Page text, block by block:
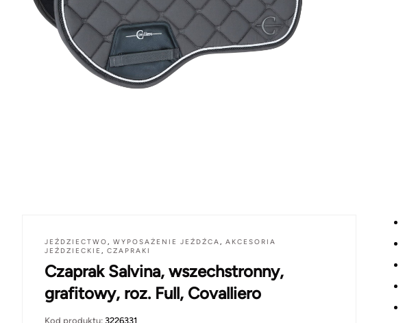
JEŹDZIECTWO, WYPOSAŻENIE JEŹDŹCA, AKCESORIA
JEŹDZIECKIE , CZAPRAKI
Czaprak Salvina, wszechstronny,
grafitowy, roz. Full, Covalliero
Kod produktu: 3226331